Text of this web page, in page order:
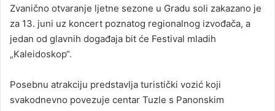
Zvanično otvaranje ljetne sezone u Gradu soli zakazano je
za 13. juni uz koncert poznatog regionalnog izvođača, a
jedan od glavnih događaja bit će Festival mladih
„Kaleidoskop“.
Posebnu atrakciju predstavlja turistički vozić koji
svakodnevno povezuje centar Tuzle s Panonskim